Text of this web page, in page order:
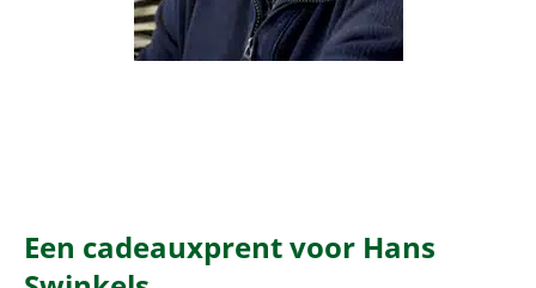
Een cadeauxprent voor Hans